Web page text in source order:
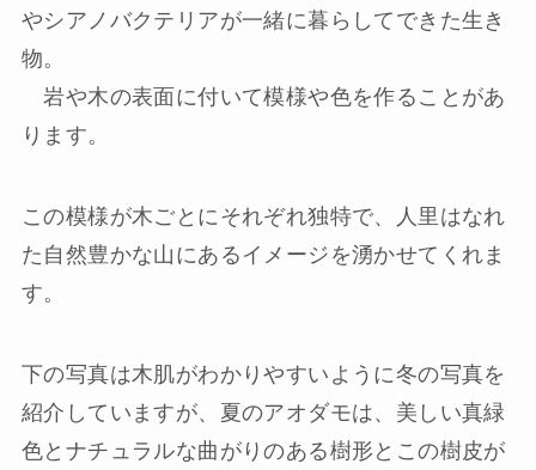
やシアノバクテリアが一緒に暮らしてできた生き
物。
岩や木の表面に付いて模様や色を作ることがあ
ります。
この模様が木ごとにそれぞれ独特で、人里はなれ
た自然豊かな山にあるイメージを湧かせてくれま
す。
下の写真は木肌がわかりやすいように冬の写真を
紹介していますが、夏のアオダモは、美しい真緑
色とナチュラルな曲がりのある樹形とこの樹皮が